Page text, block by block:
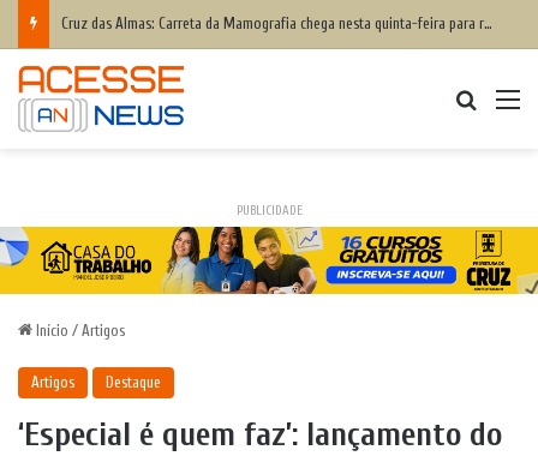
Cruz das Almas: Carreta da Mamografia chega nesta quinta-feira para realizar exames em mulheres de 50 a 74 anos
PUBLICIDADE
Início / Artigos
Artigos Destaque
‘Especial é quem faz’: lançamento do